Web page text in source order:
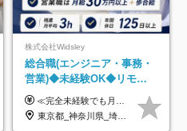
株式会社Widsley
総合職(エンジニア・事務・
営業)◆未経験OK◆リモー
トあり◆残業月3h◆服装髪
型自由
≪完全未経験でも月給40万円以上も可能です！≫ -------------- 【1】ITエンジニア 月給26万円～50万円＋プロジェクト手当＋資格手当 【2】IT事務、営業事務 月給26万円～50万円＋プロジェクト手当＋資格手当 ≪【1】【2】共通≫ ★上記給与には固定残業代20時間分(月3万719円～)を含みます。残業が超過した場合は、追加支給します(残業は月平均3時間とほぼ発生しません。残業がなくても、固定残業代は支給されます) ★試用期間6ヵ月あり（期間中は月給23万1000円～。固定残業代20時間分3万719円～を含む／超過分は別途支給） -------------- 【3】SES営業、SaaS営業 月給30万円以上＋インセンティブ＋各種手当 ★上記給与には固定残業代45時間分(月7万6967円～)を含みます。残業が超過した場合は、追加支給します(残業は月平均3時間とほぼ発生しません。残業がなくても、固定残業代は支給されます) ★試用期間6ヵ月あり(期間中も給与や福利厚生は同じです)
東京都_神奈川県_埼玉県_千葉県_大阪府_愛知県_北海道_青森県_岩手県_宮城県_秋田県_山形県_福島県_茨城県_栃木県_群馬県_新潟県_山梨県_長野県_富山県_石川県_福井県_静岡県_岐阜県_三重県_兵庫県_京都府_滋賀県_奈良県_和歌山県_広島県_岡山県_鳥取県_島根県_山口県_徳島県_香川県_愛媛県_高知県_福岡県_熊本県_佐賀県_長崎県_大分県_宮崎県_鹿児島県_沖縄県